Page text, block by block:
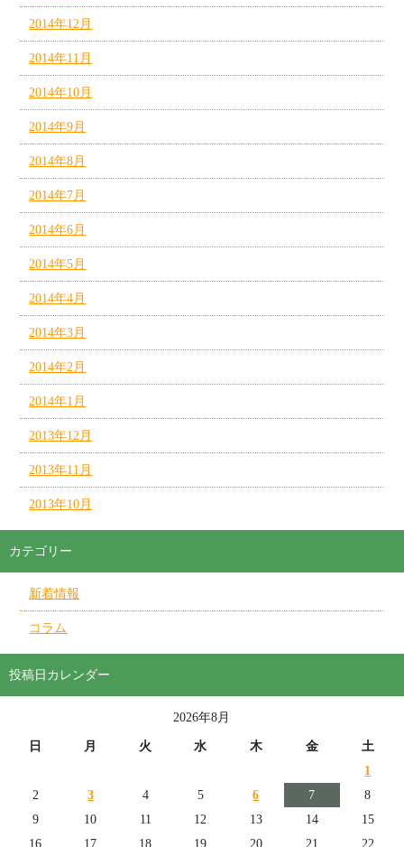
2014年12月
2014年11月
2014年10月
2014年9月
2014年8月
2014年7月
2014年6月
2014年5月
2014年4月
2014年3月
2014年2月
2014年1月
2013年12月
2013年11月
2013年10月
カテゴリー
新着情報
コラム
投稿日カレンダー
2026年8月
日 月 火 水 木 金
土
1
2
3 4 5 6 7
8
9
10 11 12 13 14
15
16
17 18 19 20 21 22